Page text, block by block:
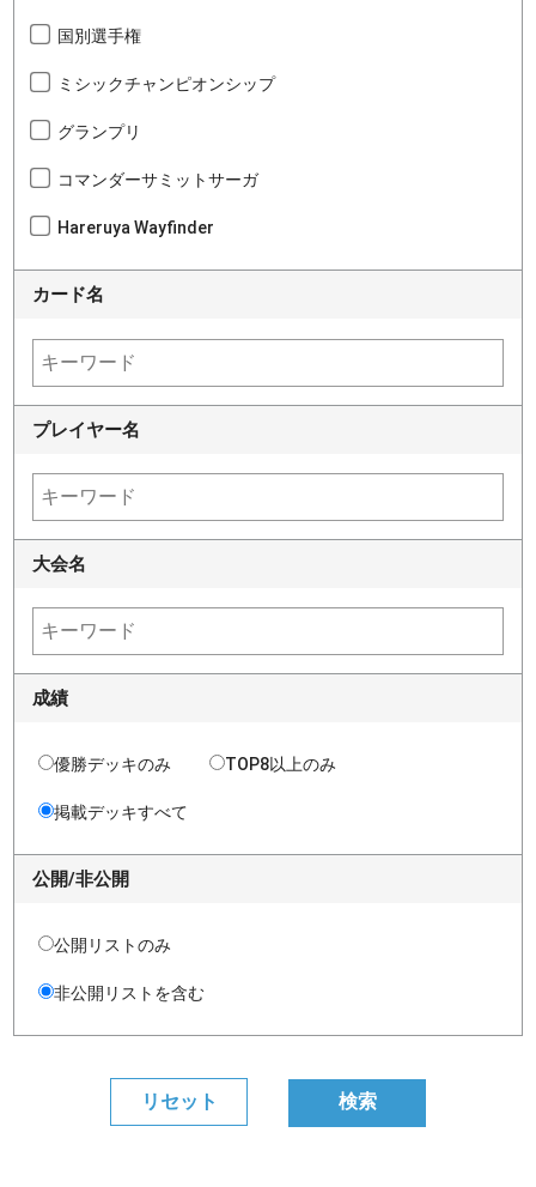
国別選手権
ミシックチャンピオンシップ
グランプリ
コマンダーサミットサーガ
Hareruya Wayfinder
カード名
プレイヤー名
大会名
成績
優勝デッキのみ TOP8以上のみ
掲載デッキすべて
公開/非公開
公開リストのみ
非公開リストを含む